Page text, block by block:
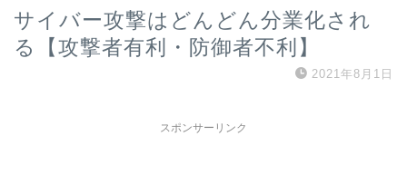
サイバー攻撃はどんどん分業化され
る【攻撃者有利・防御者不利】
2021年8月1日
スポンサーリンク